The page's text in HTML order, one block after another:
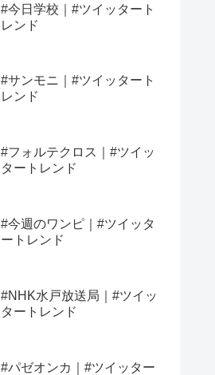
#今日学校｜#ツイッタート
レンド
#サンモニ｜#ツイッタート
レンド
#フォルテクロス｜#ツイッ
タートレンド
#今週のワンピ｜#ツイッタ
ートレンド
#NHK水戸放送局｜#ツイッ
タートレンド
#パゼオンカ｜#ツイッター